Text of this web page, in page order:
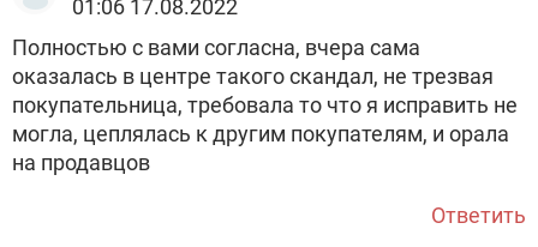
01:06 17.08.2022
Полностью с вами согласна, вчера сама
оказалась в центре такого скандал, не трезвая
покупательница, требовала то что я исправить не
могла, цеплялась к другим покупателям, и орала
на продавцов
Ответить